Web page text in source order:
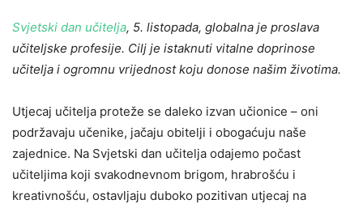
Svjetski dan učitelja, 5. listopada, globalna je proslava
učiteljske profesije. Cilj je istaknuti vitalne doprinose
učitelja i ogromnu vrijednost koju donose našim životima.
Utjecaj učitelja proteže se daleko izvan učionice – oni
podržavaju učenike, jačaju obitelji i obogaćuju naše
zajednice. Na Svjetski dan učitelja odajemo počast
učiteljima koji svakodnevnom brigom, hrabrošću i
kreativnošću, ostavljaju duboko pozitivan utjecaj na